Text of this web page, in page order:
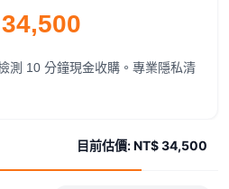
測 10 分鐘現金收購。專業隱私清
目前估價:NT$ 34,500